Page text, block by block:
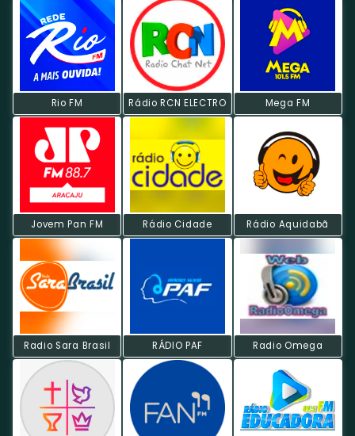
Rio FM Rádio RCN ELECTRO Mega FM
Jovem Pan FM Rádio Cidade Rádio Aquidabã
Radio Sara Brasil RÁDIO PAF Radio Omega